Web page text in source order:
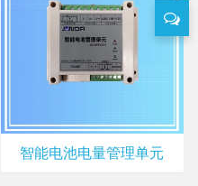
智能电池电量管理单元